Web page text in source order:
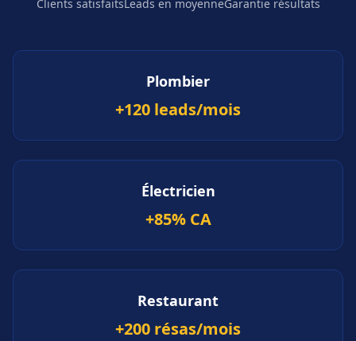
Clients satisfaitsLeads en moyenneGarantie résultats
Plombier
+120 leads/mois
Électricien
+85% CA
Restaurant
+200 résas/mois